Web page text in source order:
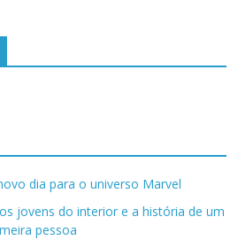
dia para o universo Marvel
jovens do interior e a história de um
pessoa